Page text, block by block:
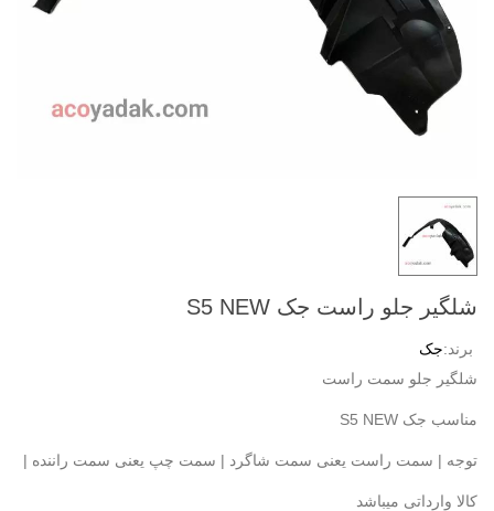
شلگیر جلو راست جک S5 NEW
برند:جک
شلگیر جلو سمت راست
مناسب جک S5 NEW
توجه | سمت راست یعنی سمت شاگرد | سمت چپ یعنی سمت راننده |
کالا وارداتی میباشد